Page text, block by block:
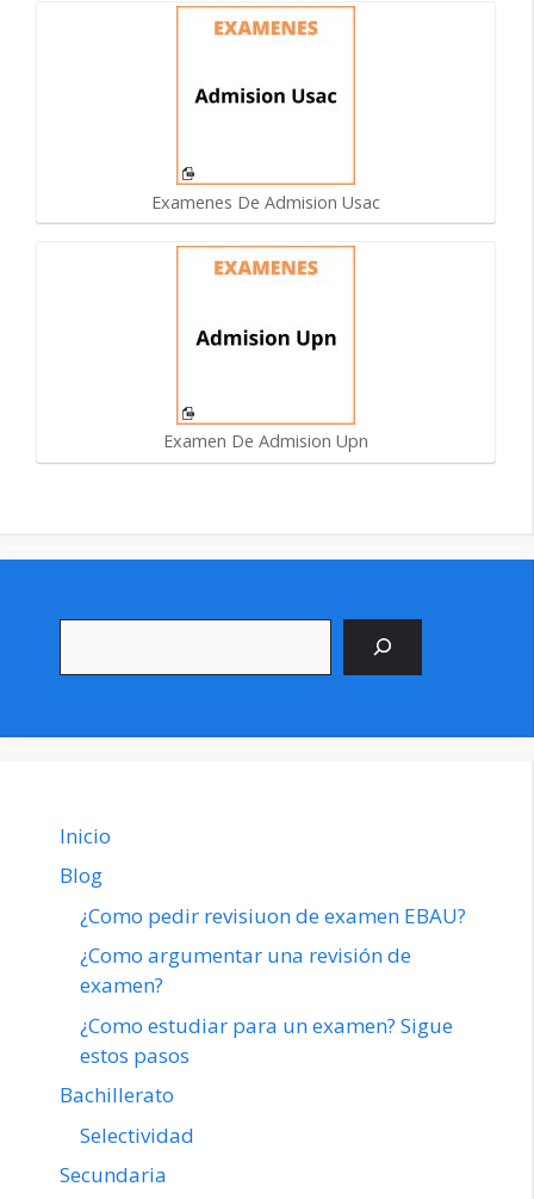
Examenes De Admision Usac
Examen De Admision Upn
Inicio
Blog
¿Como pedir revisiuon de examen EBAU?
¿Como argumentar una revisión de
examen?
¿Como estudiar para un examen? Sigue
estos pasos
Bachillerato
Selectividad
Secundaria